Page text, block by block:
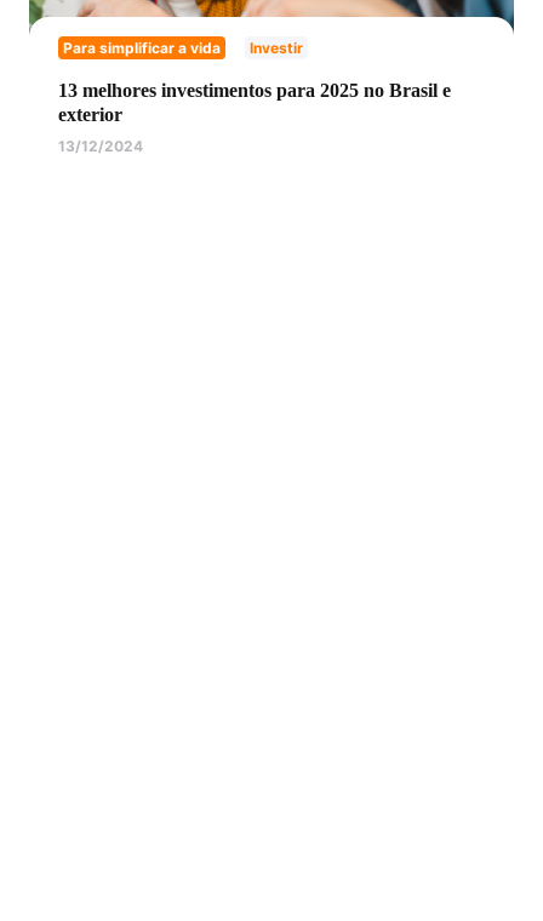
Para simplificar a vida Investir
13 melhores investimentos para 2025 no Brasil e
exterior
13/12/2024